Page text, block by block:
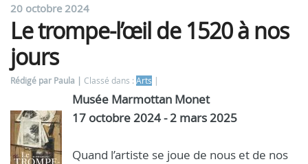
20 octobre 2024
Le trompe-l’œil de 1520 à nos
jours
Rédigé par Paula Classé dans : Arts
Musée Marmottan Monet
17 octobre 2024 - 2 mars 2025
Quand l’artiste se joue de nous et de nos